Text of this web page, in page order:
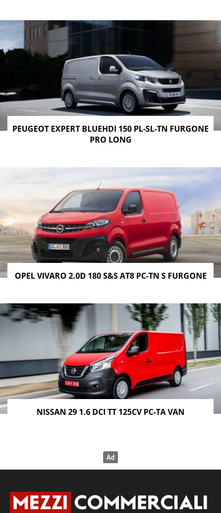
PEUGEOT EXPERT BLUEHDI 150 PL-SL-TN FURGONE
PRO LONG
OPEL VIVARO 2.0D 180 S&S AT8 PC-TN S FURGONE
NISSAN 29 1.6 DCI TT 125CV PC-TA VAN